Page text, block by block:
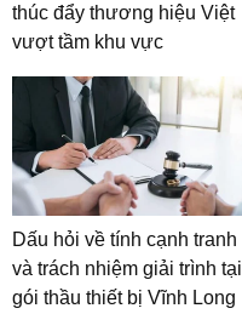
thúc đẩy thương hiệu Việt
vượt tầm khu vực
Dấu hỏi về tính cạnh tranh
và trách nhiệm giải trình tại
gói thầu thiết bị Vĩnh Long